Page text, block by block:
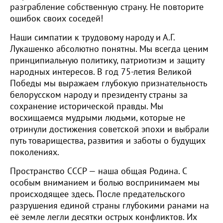
разграбление собственную страну. Не повторите
ошибок своих соседей!
Наши симпатии к трудовому народу и А.Г.
Лукашенко абсолютно понятны. Мы всегда ценим
принципиальную политику, патриотизм и защиту
народных интересов. В год 75-летия Великой
Победы мы выражаем глубокую признательность
белорусском народу и президенту страны за
сохранение исторической правды. Мы
восхищаемся мудрыми людьми, которые не
отринули достижения советской эпохи и выбрали
путь товарищества, развития и заботы о будущих
поколениях.
Пространство СССР — наша общая Родина. С
особым вниманием и болью воспринимаем мы
происходящее здесь. После предательского
разрушения единой страны глубокими ранами на
её земле легли десятки острых конфликтов. Их